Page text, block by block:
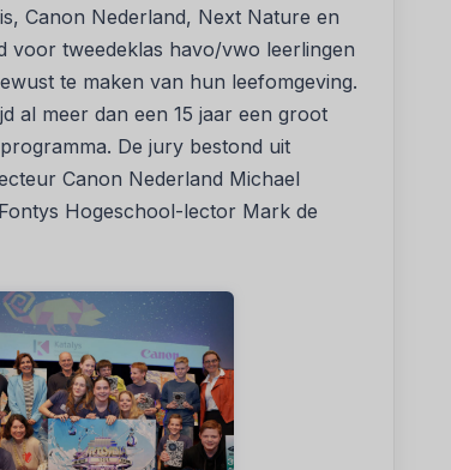
Canon Nederland, Next Nature en
voor tweedeklas havo/vwo leerlingen
te maken van hun leefomgeving.
al meer dan een 15 jaar een groot
De jury bestond uit
Canon Nederland Michael
Hogeschool-lector Mark de